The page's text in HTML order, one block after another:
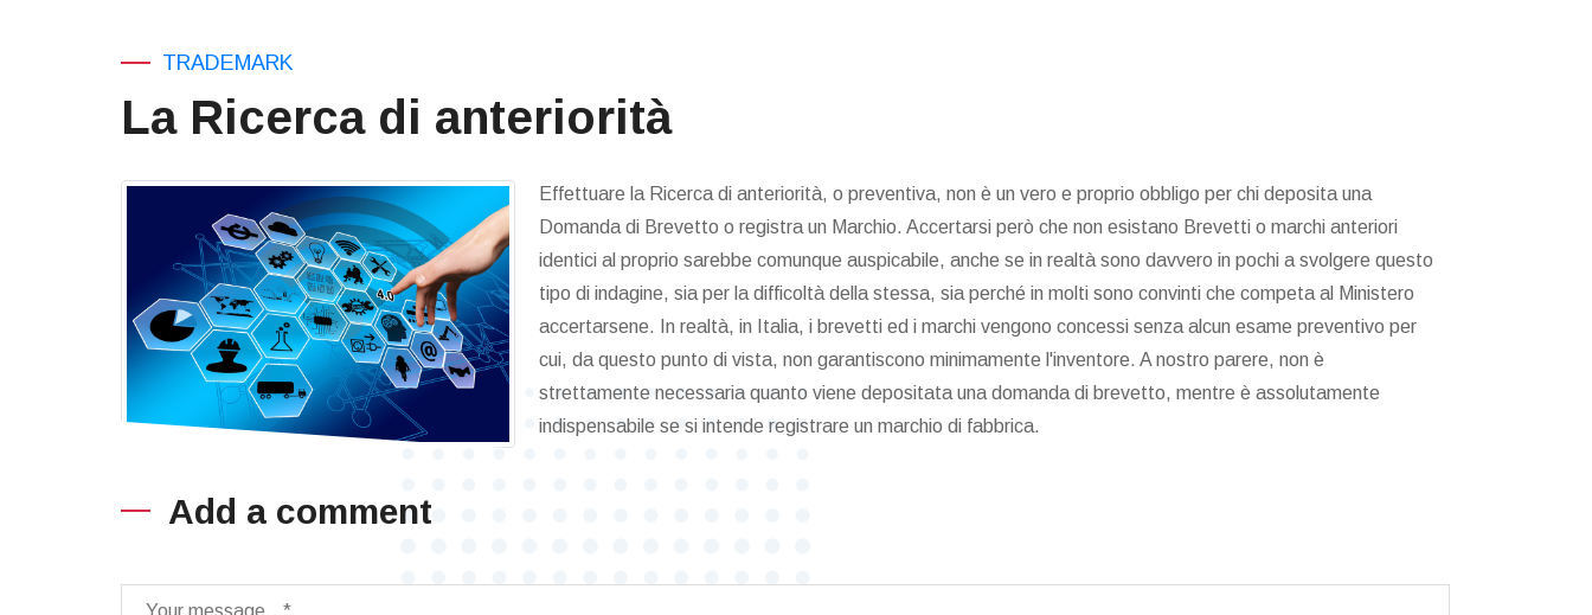
TRADEMARK
La Ricerca di anteriorità
Effettuare la Ricerca di anteriorità, o preventiva, non è un vero e proprio obbligo per chi deposita una
Domanda di Brevetto o registra un Marchio. Accertarsi però che non esistano Brevetti o marchi anteriori
identici al proprio sarebbe comunque auspicabile, anche se in realtà sono davvero in pochi a svolgere questo
tipo di indagine, sia per la difficoltà della stessa, sia perché in molti sono convinti che competa al Ministero
accertarsene. In realtà, in Italia, i brevetti ed i marchi vengono concessi senza alcun esame preventivo per
cui, da questo punto di vista, non garantiscono minimamente l'inventore. A nostro parere, non è
strettamente necessaria quanto viene depositata una domanda di brevetto, mentre è assolutamente
indispensabile se si intende registrare un marchio di fabbrica.
Add a comment